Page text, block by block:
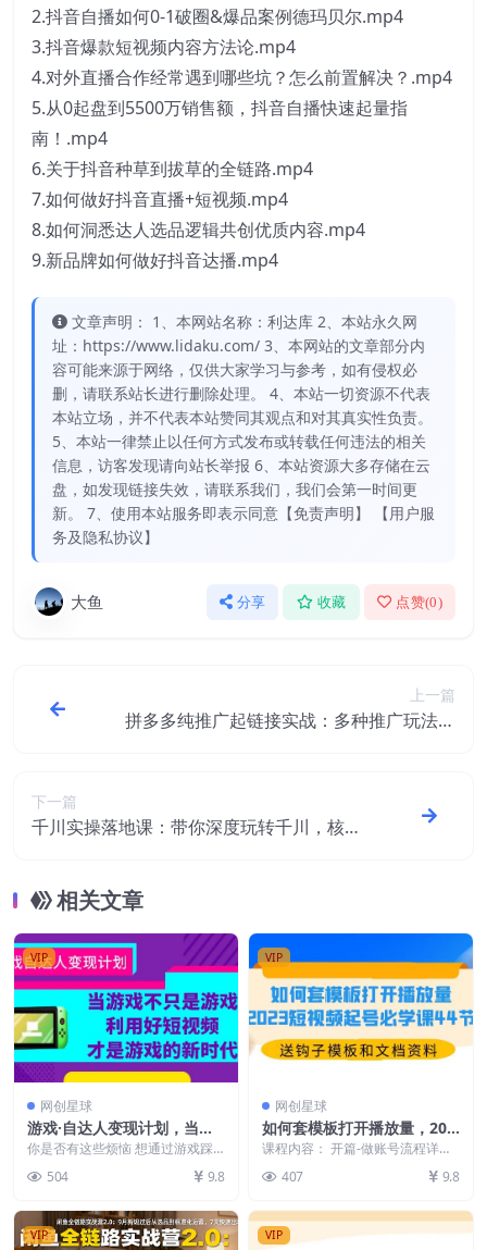
2.抖音自播如何0-1破圈&爆品案例德玛贝尔.mp4
3.抖音爆款短视频内容方法论.mp4
4.对外直播合作经常遇到哪些坑？怎么前置解决？.mp4
5.从0起盘到5500万销售额，抖音自播快速起量指
南！.mp4
6.关于抖音种草到拔草的全链路.mp4
7.如何做好抖音直播+短视频.mp4
8.如何洞悉达人选品逻辑共创优质内容.mp4
9.新品牌如何做好抖音达播.mp4
文章声明： 1、本网站名称：利达库 2、本站永久网
址：https://www.lidaku.com/ 3、本网站的文章部分内
容可能来源于网络，仅供大家学习与参考，如有侵权必
删，请联系站长进行删除处理。 4、本站一切资源不代表
本站立场，并不代表本站赞同其观点和对其真实性负责。
5、本站一律禁止以任何方式发布或转载任何违法的相关
信息，访客发现请向站长举报 6、本站资源大多存储在云
盘，如发现链接失效，请联系我们，我们会第一时间更
新。 7、使用本站服务即表示同意【免责声明】 【用户服
务及隐私协议】
大鱼 分享 收藏 点赞(0)
上一篇
拼多多纯推广起链接实战：多种推广玩法，
下一篇
千川实操落地课：带你深度玩转千川，核心
相关文章
VIP
网创星球
游戏·自达人变现计划，当游
戏不只是游戏，利用好短视频
才是游戏的新时代
你是否有这些烦恼 想通过游戏踩
多年不知道如何商业...
504 9.8
VIP
网创星球
如何套模板打开播放量，202
3短视频起号必学课44节（送
钩子模板和文档资料）
课程内容： 开篇-做账号流程详解
如何找一个盈...
407 9.8
VIP VIP